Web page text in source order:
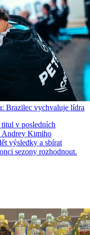
Brazilec vychvaluje lídra
v posledních
Andrey Kimiho
výsledky a sbírat
sezony rozhodnout.